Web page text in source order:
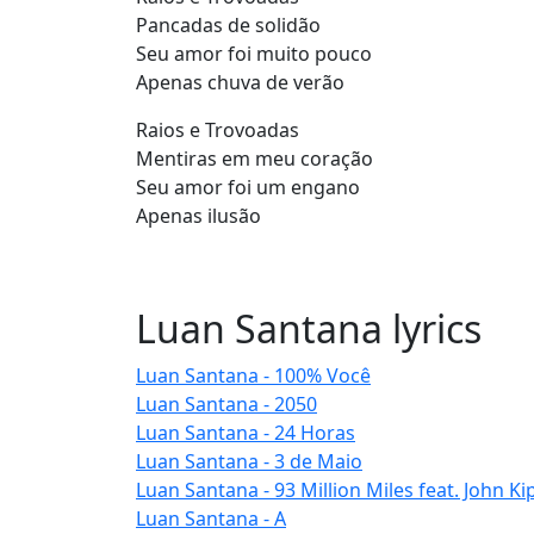
Pancadas de solidão
Seu amor foi muito pouco
Apenas chuva de verão
Raios e Trovoadas
Mentiras em meu coração
Seu amor foi um engano
Apenas ilusão
Luan Santana lyrics
Luan Santana - 100% Você
Luan Santana - 2050
Luan Santana - 24 Horas
Luan Santana - 3 de Maio
Luan Santana - 93 Million Miles feat. John
Luan Santana - A